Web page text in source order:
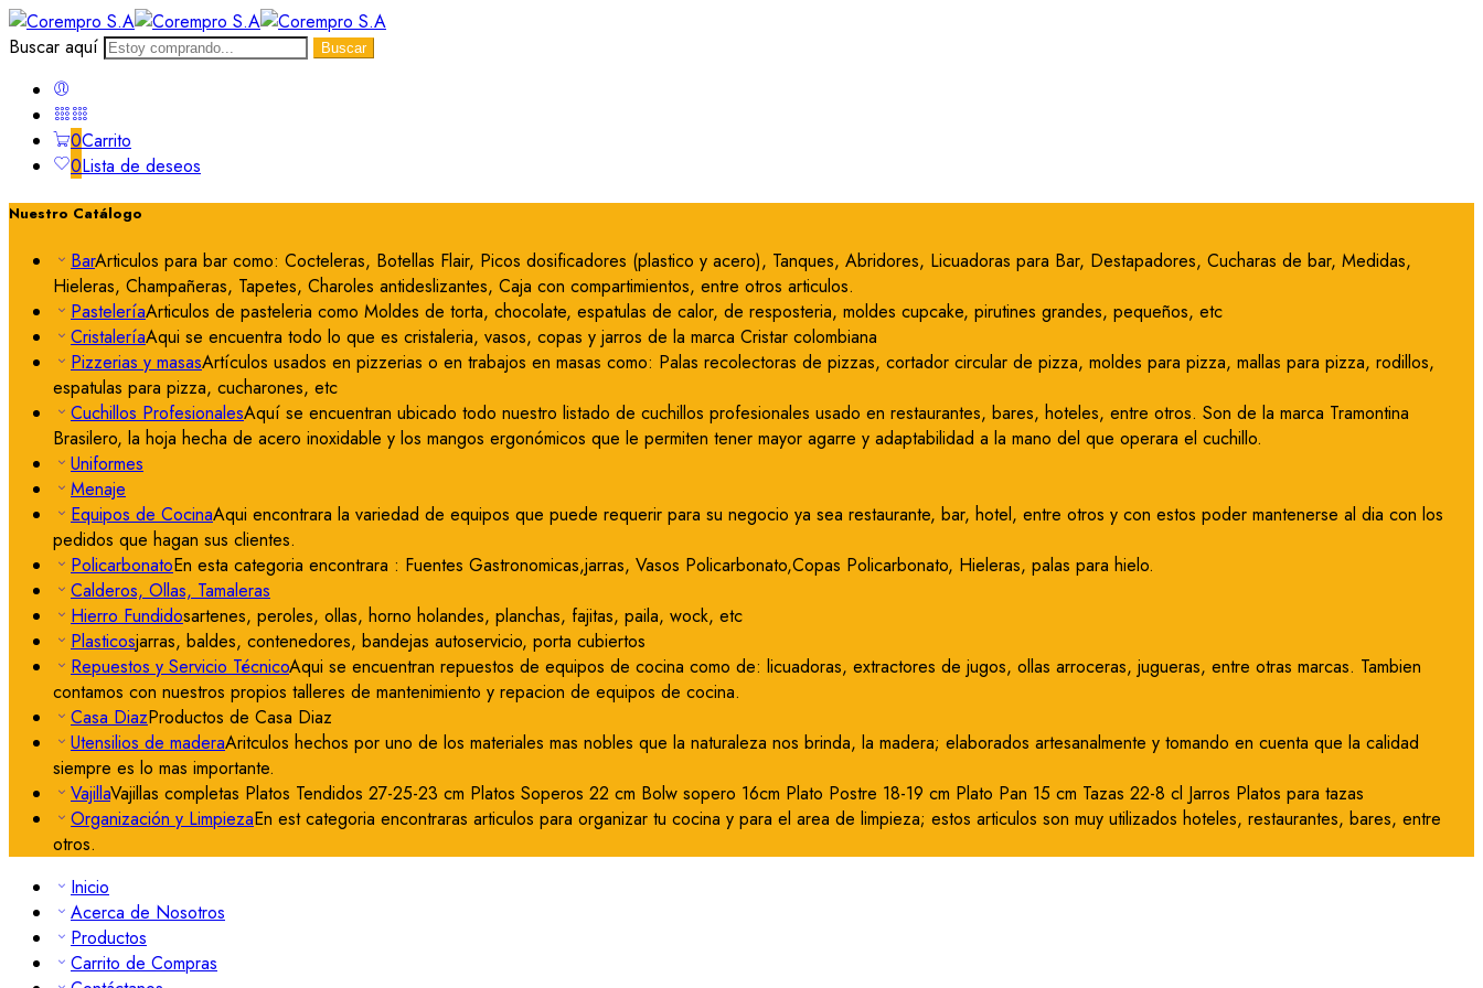
Buscar aquí Buscar
0Carrito
0Lista de deseos
Nuestro Catálogo
BarArticulos para bar como: Cocteleras, Botellas Flair, Picos dosificadores (plastico y acero), Tanques, Abridores, Licuadoras para Bar, Destapadores, Cucharas de bar, Medidas,
Hieleras, Champañeras, Tapetes, Charoles antideslizantes, Caja con compartimientos, entre otros articulos.
PasteleríaArticulos de pasteleria como Moldes de torta, chocolate, espatulas de calor, de resposteria, moldes cupcake, pirutines grandes, pequeños, etc
CristaleríaAqui se encuentra todo lo que es cristaleria, vasos, copas y jarros de la marca Cristar colombiana
Pizzerias y masasArtículos usados en pizzerias o en trabajos en masas como: Palas recolectoras de pizzas, cortador circular de pizza, moldes para pizza, mallas para pizza, rodillos,
espatulas para pizza, cucharones, etc
Cuchillos ProfesionalesAquí se encuentran ubicado todo nuestro listado de cuchillos profesionales usado en restaurantes, bares, hoteles, entre otros. Son de la marca Tramontina
Brasilero, la hoja hecha de acero inoxidable y los mangos ergonómicos que le permiten tener mayor agarre y adaptabilidad a la mano del que operara el cuchillo.
Uniformes
Menaje
Equipos de CocinaAqui encontrara la variedad de equipos que puede requerir para su negocio ya sea restaurante, bar, hotel, entre otros y con estos poder mantenerse al dia con los
pedidos que hagan sus clientes.
PolicarbonatoEn esta categoria encontrara : Fuentes Gastronomicas,jarras, Vasos Policarbonato,Copas Policarbonato, Hieleras, palas para hielo.
Calderos, Ollas, Tamaleras
Hierro Fundidosartenes, peroles, ollas, horno holandes, planchas, fajitas, paila, wock, etc
Plasticosjarras, baldes, contenedores, bandejas autoservicio, porta cubiertos
Repuestos y Servicio TécnicoAqui se encuentran repuestos de equipos de cocina como de: licuadoras, extractores de jugos, ollas arroceras, jugueras, entre otras marcas. Tambien
contamos con nuestros propios talleres de mantenimiento y repacion de equipos de cocina.
Casa DiazProductos de Casa Diaz
Utensilios de maderaAritculos hechos por uno de los materiales mas nobles que la naturaleza nos brinda, la madera; elaborados artesanalmente y tomando en cuenta que la calidad
siempre es lo mas importante.
VajillaVajillas completas Platos Tendidos 27-25-23 cm Platos Soperos 22 cm Bolw sopero 16cm Plato Postre 18-19 cm Plato Pan 15 cm Tazas 22-8 cl Jarros Platos para tazas
Organización y LimpiezaEn est categoria encontraras articulos para organizar tu cocina y para el area de limpieza; estos articulos son muy utilizados hoteles, restaurantes, bares, entre
otros.
Inicio
Acerca de Nosotros
Productos
Carrito de Compras